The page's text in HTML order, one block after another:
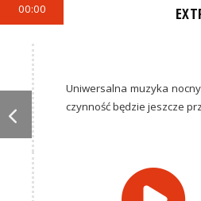
00:00
Uniwersalna muzyka
czynność będzie jeszcze